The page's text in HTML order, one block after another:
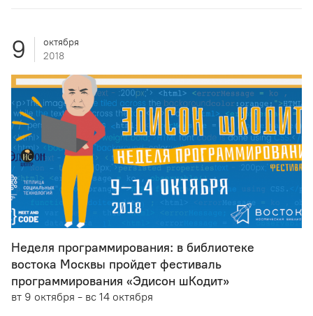
9
октября
2018
Неделя программирования: в библиотеке
востока Москвы пройдет фестиваль
программирования «Эдисон шКодит»
вт 9 октября - вс 14 октября